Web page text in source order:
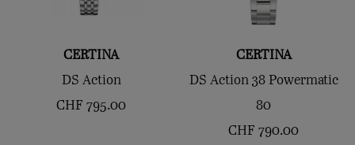
CERTINA
DS Action
CHF 795.00
CERTINA
DS Action 38 Powermatic
80
CHF 790.00